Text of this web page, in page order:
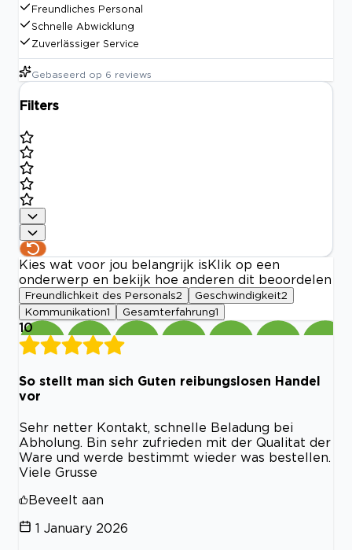
Freundliches Personal
Schnelle Abwicklung
Zuverlässiger Service
Gebaseerd op 6 reviews
Filters
Kies wat voor jou belangrijk is Klik op een
onderwerp en bekijk hoe anderen dit beoordelen
Freundlichkeit des Personals2 Geschwindigkeit2
Kommunikation1 Gesamterfahrung1
10
So stellt man sich Guten reibungslosen Handel
vor
Sehr netter Kontakt, schnelle Beladung bei
Abholung. Bin sehr zufrieden mit der Qualitat der
Ware und werde bestimmt wieder was bestellen.
Viele Grusse
Beveelt aan
1 January 2026